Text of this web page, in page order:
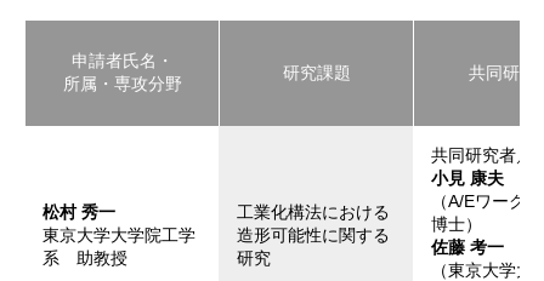
申請者氏名・
所属・専攻分野
研究課題 共同研究
松村 秀一
東京大学大学院工学
系 助教授
工業化構法における
造形可能性に関する
研究
共同研究者／
小見 康夫
（A/Eワーク
博士）
佐藤 考一
（東京大学大